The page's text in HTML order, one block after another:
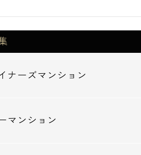
ナーズマンション
マンション